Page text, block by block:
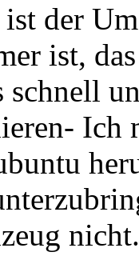
der
ist,
Ich
nicht.